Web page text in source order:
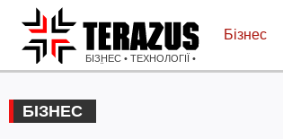
БІЗНЕС • ТЕХНОЛОГІЇ •
ІДЕЇ
Бізнес
БІЗНЕС